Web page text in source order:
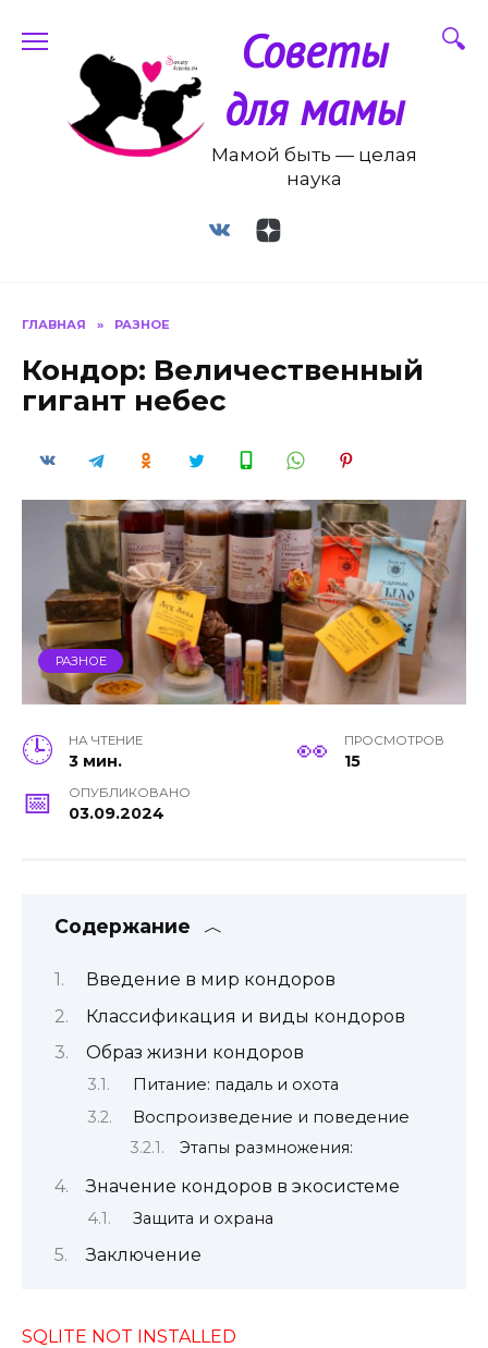
содержанию
Советы
для мамы
Мамой быть — целая
наука
ГЛАВНАЯ » РАЗНОЕ
Кондор: Величественный
гигант небес
РАЗНОЕ
НА ЧТЕНИЕ
3 мин.
ПРОСМОТРОВ
15
ОПУБЛИКОВАНО
03.09.2024
Содержание
Введение в мир кондоров
Классификация и виды кондоров
Образ жизни кондоров
Питание: падаль и охота
Воспроизведение и поведение
Этапы размножения:
Значение кондоров в экосистеме
Защита и охрана
Заключение
SQLITE NOT INSTALLED